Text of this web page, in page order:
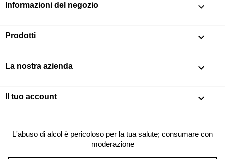
Informazioni del negozio keyboard_arrow_down
Prodotti 
La nostra azienda 
Il tuo account 
L'abuso di alcol è pericoloso per la tua salute; consumare con
moderazione